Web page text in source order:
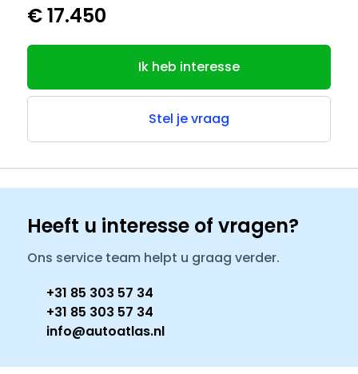
€ 17.450
Ik heb interesse
Stel je vraag
Heeft u interesse of vragen?
Ons service team helpt u graag verder.
+31 85 303 57 34
+31 85 303 57 34
info@autoatlas.nl